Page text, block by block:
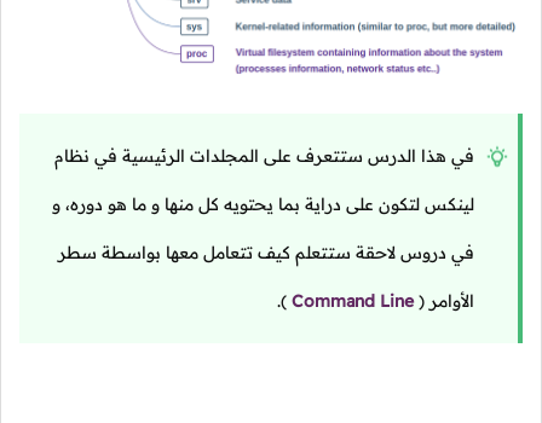
في هذا الدرس ستتعرف على المجلدات الرئيسية في نظام
لينكس لتكون على دراية بما يحتويه كل منها و ما هو دوره، و
في دروس لاحقة ستتعلم كيف تتعامل معها بواسطة سطر
الأوامر (
Command Line
).